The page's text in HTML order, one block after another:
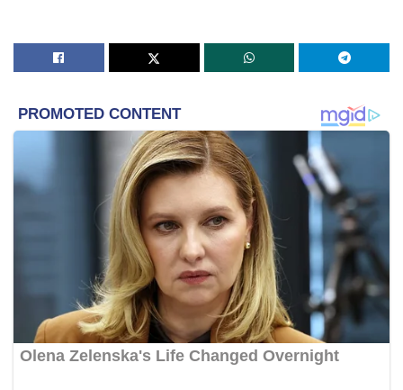
secara melawan arus sehingga menyebabkan pemandu di
lorong kanan terpaksa menukar laluan ke lorong tengah
Rakaman yang tular itu turut menunjukkan sebuah kereta
peronda lebuh raya dan seorang penunggang motosikal
dari arah bertentangan berusaha meminta agar pemandu
Axia itu memberhentikan kenderaan namun tidak
Pada masa sama, beberapa pengguna jalan raya lain turut
membantu dengan membunyikan hon bagi menyedarkan
pemandu Axia itu yang dipercayai tidak sedar dengan
tindakannya itu tetapi turut gagal berbuat demikian.